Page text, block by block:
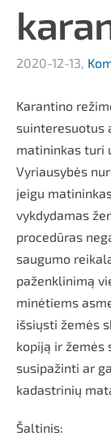
2020-12-13,
Karantino
suinteresuotus
matininkas turi
Vyriausybės
jeigu
vykdydamas
procedūras
saugumo
paženklinimą
minėtiems
išsiųsti žemės
kopiją ir žemės
susipažinti ar
kadastrinių
Šaltinis: